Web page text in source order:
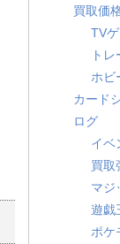
買取価
TV
ト
ホビ
カード
ログ
イベ
買取
マジ
遊戯
ポケ